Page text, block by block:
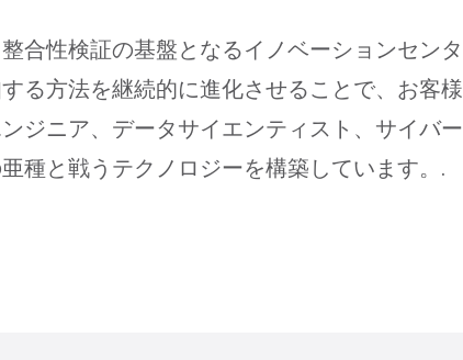
合性検証の基盤となるイノベーションセンタ
る方法を継続的に進化させることで、お客様
ジニア、データサイエンティスト、サイバー
種と戦うテクノロジーを構築しています。.